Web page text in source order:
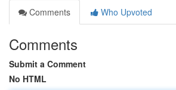
Comments
Who Upvoted
Comments
Submit a Comment
No HTML